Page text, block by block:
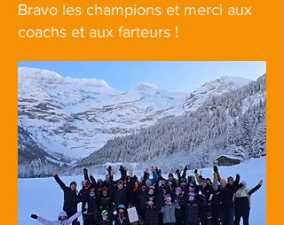
Bravo les champions et merci aux
coachs et aux farteurs !